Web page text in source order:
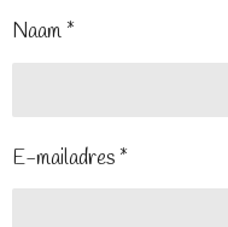
Naam *
E-mailadres *